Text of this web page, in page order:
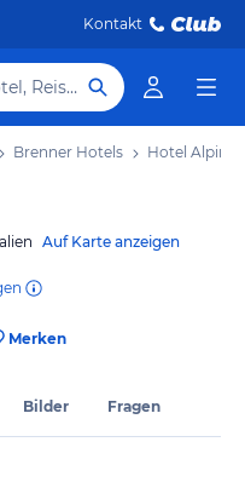
Kontakt
Hotel, Reiseziel
Brenner Hotels Hotel Alpin
Auf Karte anzeigen
Merken
Bilder Fragen